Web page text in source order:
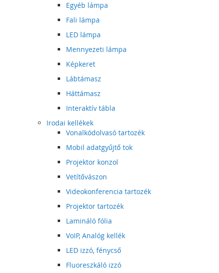
Egyéb lámpa
Fali lámpa
LED lámpa
Mennyezeti lámpa
Képkeret
Lábtámasz
Háttámasz
Interaktív tábla
Irodai kellékek
Vonalkódolvasó tartozék
Mobil adatgyűjtő tok
Projektor konzol
Vetítővászon
Videokonferencia tartozék
Projektor tartozék
Lamináló fólia
VoIP, Analóg kellék
LED izzó, fénycső
Fluoreszkáló izzó